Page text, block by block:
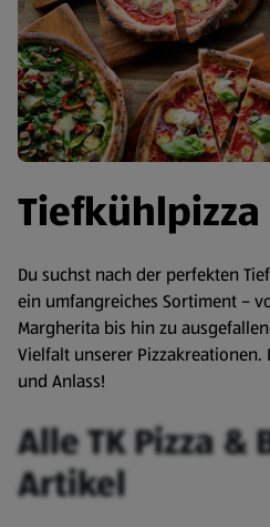
Tiefkühlpizza
Du suchst nach der perfekten
ein umfangreiches Sortiment –
Margherita bis hin zu
Vielfalt unserer Pizzakreationen.
und Anlass!
Alle TK Pizza &
Artikel